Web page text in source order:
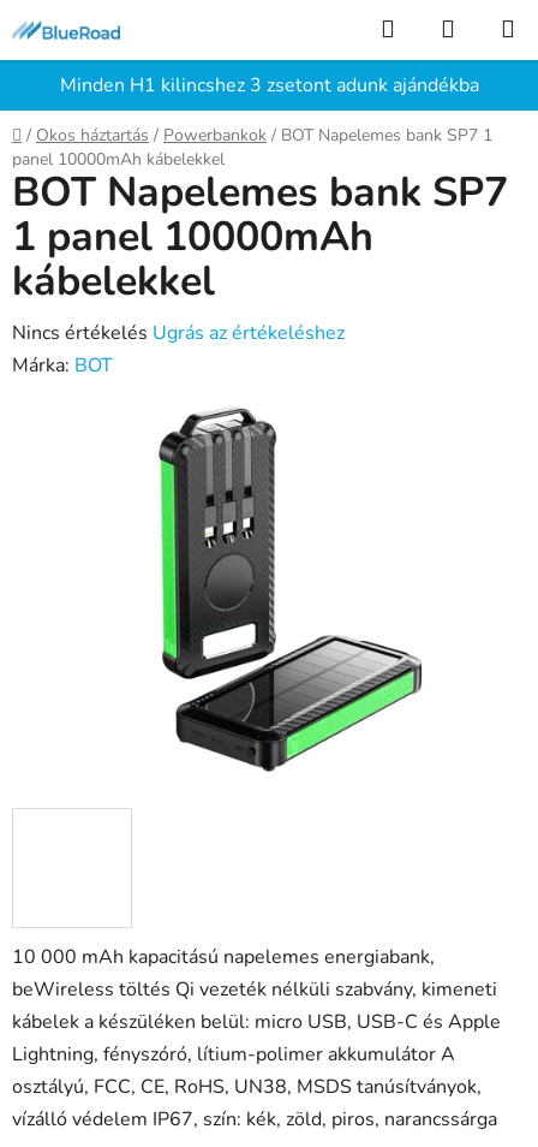
fő
tartalomhozMinden H1 kilincshez 3 zsetont adunk ajándékba
KeresésKOSÁR
Kezdőlap
/ Okos háztartás / Powerbankok / BOT Napelemes bank SP7 1
panel 10000mAh kábelekkel
10 000 mAh kapacitású napelemes energiabank,
beWireless töltés Qi vezeték nélküli szabvány, kimeneti
kábelek a készüléken belül: micro USB, USB-C és Apple
Lightning, fényszóró, lítium-polimer akkumulátor A
osztályú, FCC, CE, RoHS, UN38, MSDS tanúsítványok,
vízálló védelem IP67, szín: kék, zöld, piros, narancssárga
BOT Napelemes bank SP7
1 panel 10000mAh
kábelekkel
A
termék
Nincs értékelés Ugrás az értékeléshez
Márka: BOT